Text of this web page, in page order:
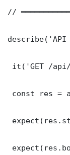
//
it('GET /
const res =